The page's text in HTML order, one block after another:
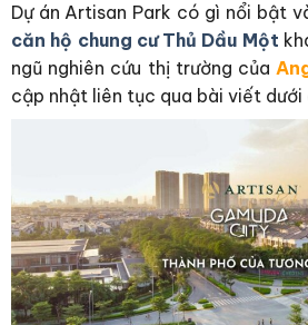
Dự án Artisan Park có gì nổi bật
căn hộ chung cư Thủ Dầu Một
ngũ nghiên cứu thị trường của
cập nhật liên tục qua bài viết dưới